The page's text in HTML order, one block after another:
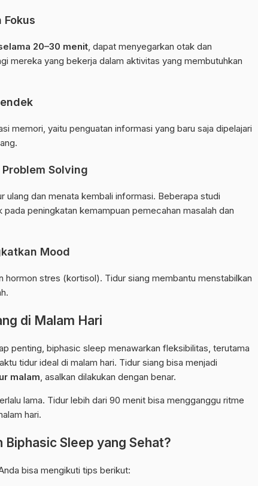
20–30 menit, dapat menyegarkan otak dan
mereka yang bekerja dalam aktivitas yang membutuhkan
memori, yaitu penguatan informasi yang baru saja dipelajari
Solving
ulang dan menata kembali informasi. Beberapa studi
peningkatan kemampuan pemecahan masalah dan
Mood
hormon stres (kortisol). Tidur siang membantu menstabilkan
di Malam Hari
penting, biphasic sleep menawarkan fleksibilitas, terutama
tidur ideal di malam hari. Tidur siang bisa menjadi
malam, asalkan dilakukan dengan benar.
lama. Tidur lebih dari 90 menit bisa mengganggu ritme
hari.
Sleep yang Sehat?
bisa mengikuti tips berikut: